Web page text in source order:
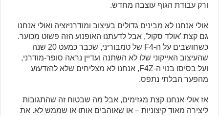
ורק עבודת הגוף עוצבה מחדש.
אולי אנחנו לא מבינים גדולים בעיצוב ומודרניזציה ואולי אנחנו
גם קצת 'אולד סקול', אבל לדעתנו האופנוע הזה פשוט מכוער.
כשחושבים על ה-F4 של טמבוריני, שכבר כמעט 20 שנה
שהעיצוב האייקוני שלו לא השתנה ועדיין נראה סופר-מודרני,
ועל בסיסו בנוי ה-F4Z, אנחנו לא מצליחים שלא להזדעזע
מהפער הבלתי נתפס.
אז אולי אנחנו קצת מגזימים, אבל מה שבטוח זה שהתגובות
ליצירה מאוד קיצוניות – או שאוהבים אותו או שממש לא. את